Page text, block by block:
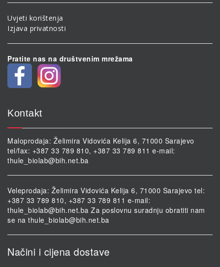
Uvjeti korištenja
Izjava privatnosti
Pratite nas na društvenim mrežama
Kontakt
Maloprodaja: Želimira Vidovića Kelija 6, 71000 Sarajevo
tel/fax: +387 33 789 810, +387 33 789 811 e-mail:
thule_biolab@bih.net.ba
Veleprodaja: Želimira Vidovića Kelija 6, 71000 Sarajevo tel:
+387 33 789 810, +387 33 789 811 e-mail:
thule_biolab@bih.net.ba Za poslovnu suradnju obratiti nam
se na thule_biolab@bih.net.ba
Načini i cijena dostave